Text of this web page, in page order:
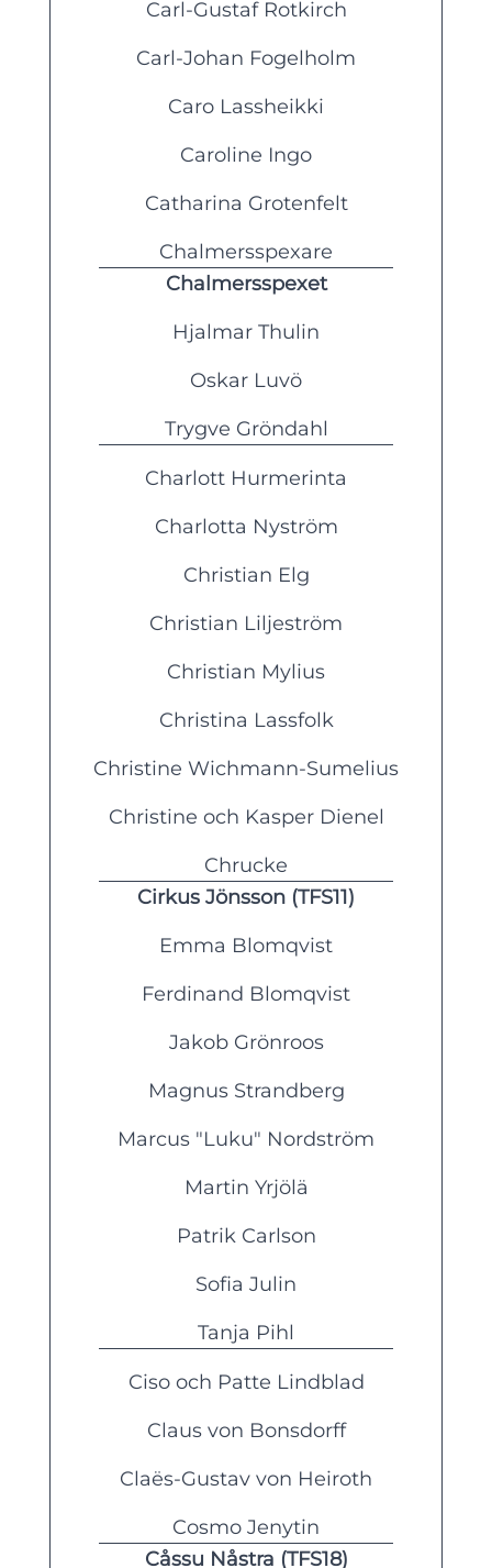
Carl-Gustaf Rotkirch
Carl-Johan Fogelholm
Caro Lassheikki
Caroline Ingo
Catharina Grotenfelt
Chalmersspexare
Chalmersspexet
Hjalmar Thulin
Oskar Luvö
Trygve Gröndahl
Charlott Hurmerinta
Charlotta Nyström
Christian Elg
Christian Liljeström
Christian Mylius
Christina Lassfolk
Christine Wichmann-Sumelius
Christine och Kasper Dienel
Chrucke
Cirkus Jönsson (TFS11)
Emma Blomqvist
Ferdinand Blomqvist
Jakob Grönroos
Magnus Strandberg
Marcus "Luku" Nordström
Martin Yrjölä
Patrik Carlson
Sofia Julin
Tanja Pihl
Ciso och Patte Lindblad
Claus von Bonsdorff
Claës-Gustav von Heiroth
Cosmo Jenytin
Cåssu Nåstra (TFS18)